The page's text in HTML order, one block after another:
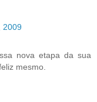
2009
nova etapa da sua
mesmo.